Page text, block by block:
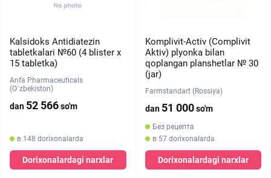
Kalsidoks Antidiatezin
tabletkalari №60 (4 blister х
15 tabletka)
Anfa Pharmaceuticals
(O`zbekiston)
dan 52 566so'm
в 148 dorixonalarda
Dorixonalardagi narxlar
Komplivit-Activ (Complivit
Aktiv) plyonka bilan
qoplangan planshetlar № 30
(jar)
Farmstandart (Rossiya)
dan 51 000so'm
Без рецепта
в 57 dorixonalarda
Dorixonalardagi narxlar